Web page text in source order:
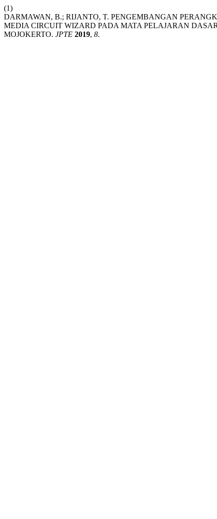
(1)
DARMAWAN, B.; RIJANTO, T. PENGEMBANGAN
MEDIA CIRCUIT WIZARD PADA MATA PELAJARAN
MOJOKERTO. JPTE 2019, 8.